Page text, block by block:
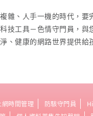
雜、人手一機的時代，要
技工具－色情守門員，與
、健康的網路世界提供給
網時間管理 防駭守門員